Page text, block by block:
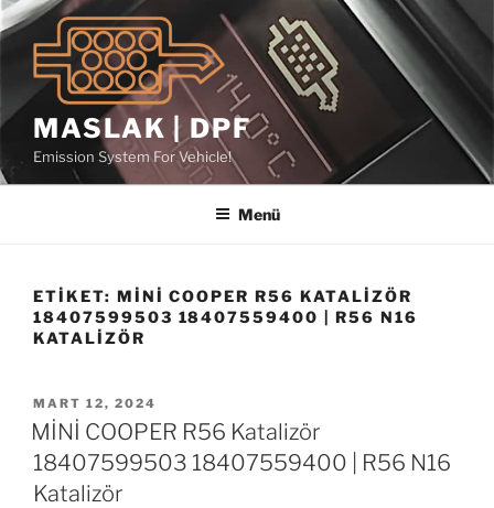
İçeriğe
geç
MASLAK | DPF
Emission System For Vehicle!
Menü
ETIKET: MİNİ COOPER R56 KATALIZÖR
18407599503 18407559400 | R56 N16
KATALIZÖR
YAYIM
TARIHI
MART 12, 2024
MİNİ COOPER R56 Katalizör
18407599503 18407559400 | R56 N16
Katalizör